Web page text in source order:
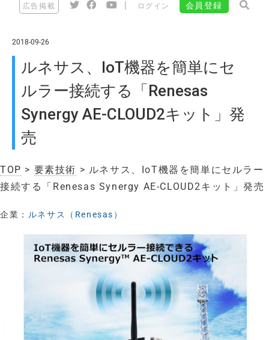
広告掲載 ログイン 会員登録
2018-09-26
ルネサス、IoT機器を簡単にセ
ルラー接続する「Renesas
Synergy AE-CLOUD2キット」発
売
TOP > 要素技術 > ルネサス、IoT機器を簡単にセルラー
接続する「Renesas Synergy AE-CLOUD2キット」発売
企業： ルネサス（Renesas）